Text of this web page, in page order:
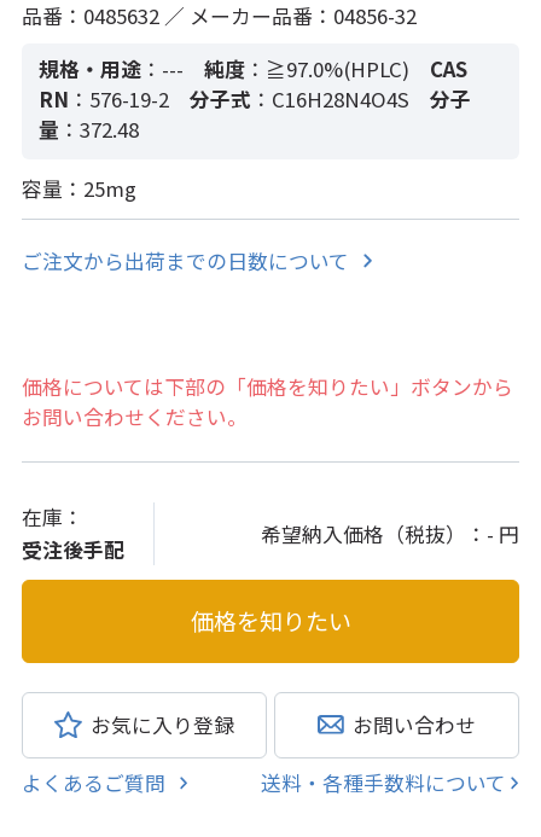
品番：0485632 ／ メーカー品番：04856-32
規格・用途 ：--- 純度：≧97.0%(HPLC)
CAS
RN ：576-19-2 分子式 ：C16H28N4O4S
分子
量 ：372.48
容量：25mg
ご注文から出荷までの日数について
価格については下部の「価格を知りたい」ボタンから
お問い合わせください。
在庫：
受注後手配
希望納入価格（税抜）： - 円
お気に入り登録 お問い合わせ
よくあるご質問 送料・各種手数料について